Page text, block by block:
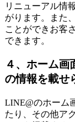
リニューアル情
がります。また
ことができお客
できます。
４、ホーム画
の情報を載せ
LINE@のホーム
たり、その他ア